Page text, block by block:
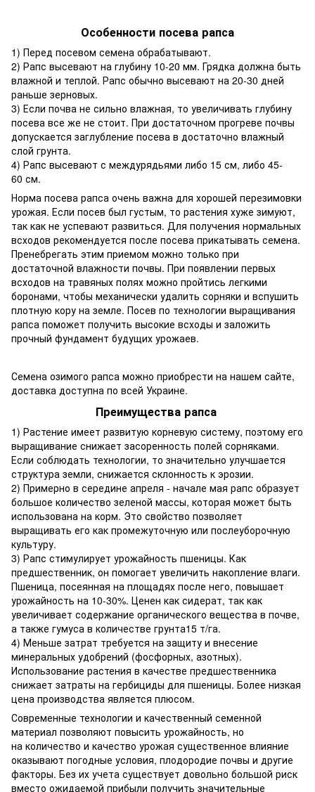
Особенности посева рапса
1) Перед посевом семена обрабатывают.
2) Рапс высевают на глубину 10-20 мм. Грядка должна быть
влажной и теплой. Рапс обычно высевают на 20-30 дней
раньше зерновых.
3) Если почва не сильно влажная, то увеличивать глубину
посева все же не стоит. При достаточном прогреве почвы
допускается заглубление посева в достаточно влажный
слой грунта.
4) Рапс высевают с междурядьями либо 15 см, либо 45-
60 см.
Норма посева рапса очень важна для хорошей перезимовки
урожая. Если посев был густым, то растения хуже зимуют,
так как не успевают развиться. Для получения нормальных
всходов рекомендуется после посева прикатывать семена.
Пренебрегать этим приемом можно только при
достаточной влажности почвы. При появлении первых
всходов на травяных полях можно пройтись легкими
боронами, чтобы механически удалить сорняки и вспушить
плотную кору на земле. Посев по технологии выращивания
рапса поможет получить высокие всходы и заложить
прочный фундамент будущих урожаев.
Семена озимого рапса можно приобрести на нашем сайте,
доставка доступна по всей Украине.
Преимущества рапса
1) Растение имеет развитую корневую систему, поэтому его
выращивание снижает засоренность полей сорняками.
Если соблюдать технологии, то значительно улучшается
структура земли, снижается склонность к эрозии.
2) Примерно в середине апреля - начале мая рапс образует
большое количество зеленой массы, которая может быть
использована на корм. Это свойство позволяет
выращивать его как промежуточную или послеуборочную
культуру.
3) Рапс стимулирует урожайность пшеницы. Как
предшественник, он помогает увеличить накопление влаги.
Пшеница, посеянная на площадях после него, повышает
урожайность на 10-30%. Ценен как сидерат, так как
увеличивает содержание органического вещества в почве,
а также гумуса в количестве грунта15 т/га.
4) Меньше затрат требуется на защиту и внесение
минеральных удобрений (фосфорных, азотных).
Использование растения в качестве предшественника
снижает затраты на гербициды для пшеницы. Более низкая
цена производства является плюсом.
Современные технологии и качественный семенной
материал позволяют повысить урожайность, но
на количество и качество урожая существенное влияние
оказывают погодные условия, плодородие почвы и другие
факторы. Без их учета существует довольно большой риск
вместо ожидаемой прибыли получить значительные